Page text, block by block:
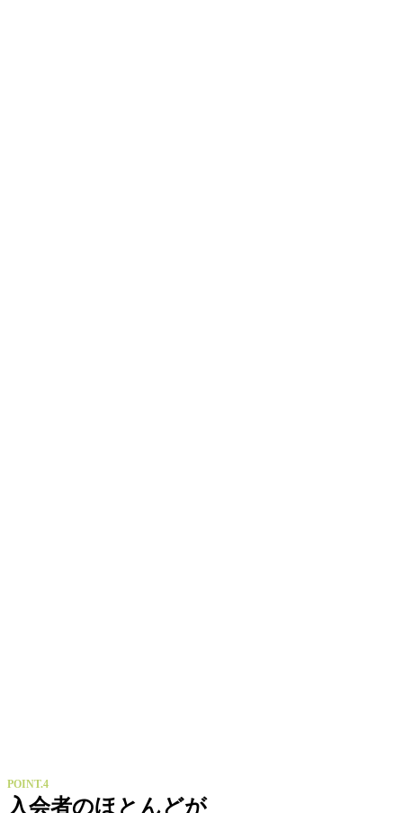
POINT.4
入会者のほとんどが